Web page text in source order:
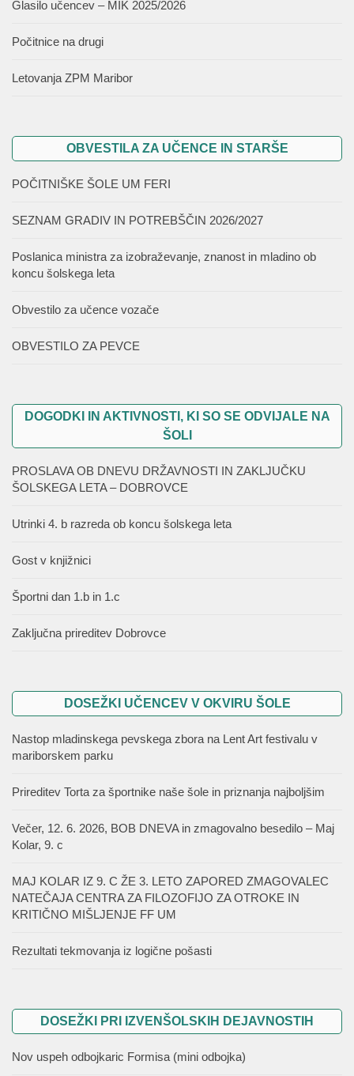
Glasilo učencev – MIK 2025/2026
Počitnice na drugi
Letovanja ZPM Maribor
OBVESTILA ZA UČENCE IN STARŠE
POČITNIŠKE ŠOLE UM FERI
SEZNAM GRADIV IN POTREBŠČIN 2026/2027
Poslanica ministra za izobraževanje, znanost in mladino ob
koncu šolskega leta
Obvestilo za učence vozače
OBVESTILO ZA PEVCE
DOGODKI IN AKTIVNOSTI, KI SO SE ODVIJALE NA
ŠOLI
PROSLAVA OB DNEVU DRŽAVNOSTI IN ZAKLJUČKU
ŠOLSKEGA LETA – DOBROVCE
Utrinki 4. b razreda ob koncu šolskega leta
Gost v knjižnici
Športni dan 1.b in 1.c
Zaključna prireditev Dobrovce
DOSEŽKI UČENCEV V OKVIRU ŠOLE
Nastop mladinskega pevskega zbora na Lent Art festivalu v
mariborskem parku
Prireditev Torta za športnike naše šole in priznanja najboljšim
Večer, 12. 6. 2026, BOB DNEVA in zmagovalno besedilo – Maj
Kolar, 9. c
MAJ KOLAR IZ 9. C ŽE 3. LETO ZAPORED ZMAGOVALEC
NATEČAJA CENTRA ZA FILOZOFIJO ZA OTROKE IN
KRITIČNO MIŠLJENJE FF UM
Rezultati tekmovanja iz logične pošasti
DOSEŽKI PRI IZVENŠOLSKIH DEJAVNOSTIH
Nov uspeh odbojkaric Formisa (mini odbojka)